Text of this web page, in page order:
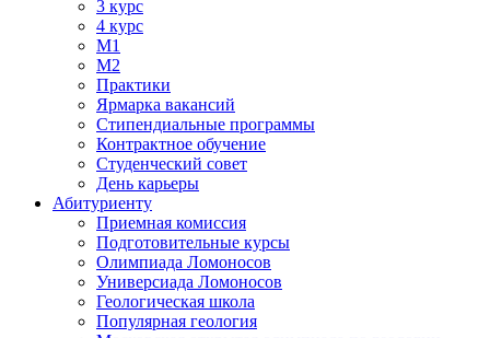
3 курс
4 курс
М1
М2
Практики
Ярмарка вакансий
Стипендиальные программы
Контрактное обучение
Студенческий совет
День карьеры
Абитуриенту
Приемная комиссия
Подготовительные курсы
Олимпиада Ломоносов
Универсиада Ломоносов
Геологическая школа
Популярная геология